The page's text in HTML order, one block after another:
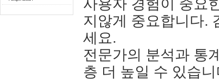
사용자 경험이 중요
지않게 중요합니다.
세요.
전문가의 분석과 통
층 더 높일 수 있습